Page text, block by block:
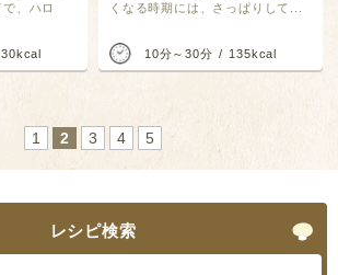
、ハロ
くなる時期には、さっぱりして...
10分～30分 135kcal
1 2 3 4 5
レシピ検索